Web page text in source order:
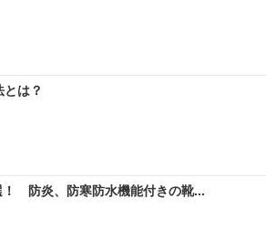
は？
！ 防炎、防寒防水機能付きの靴...